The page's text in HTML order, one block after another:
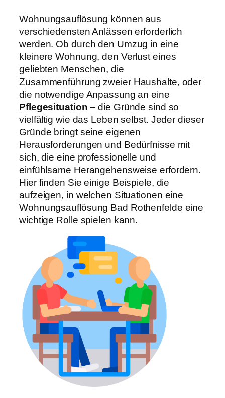
Wohnungsauflösung können aus
verschiedensten Anlässen erforderlich
werden. Ob durch den Umzug in eine
kleinere Wohnung, den Verlust eines
geliebten Menschen, die
Zusammenführung zweier Haushalte, oder
die notwendige Anpassung an eine
Pflegesituation – die Gründe sind so
vielfältig wie das Leben selbst. Jeder dieser
Gründe bringt seine eigenen
Herausforderungen und Bedürfnisse mit
sich, die eine professionelle und
einfühlsame Herangehensweise erfordern.
Hier finden Sie einige Beispiele, die
aufzeigen, in welchen Situationen eine
Wohnungsauflösung Bad Rothenfelde eine
wichtige Rolle spielen kann.